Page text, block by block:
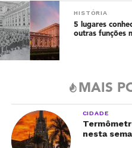
HISTÓRIA
5 lugares
outras funções
MAIS
CIDADE
nesta